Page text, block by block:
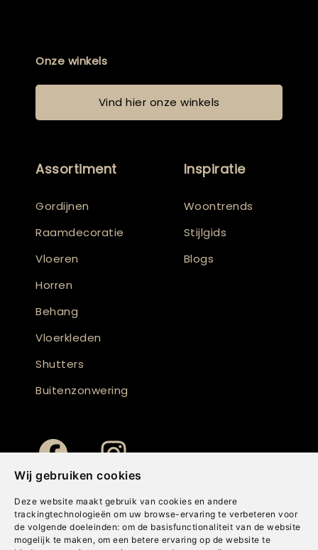
Wij gebruiken cookies
Deze website maakt gebruik van cookies en andere
trackingtechnologieën om uw browse-ervaring te verbeteren voor
de volgende doeleinden: om de basisfunctionaliteit van de website
mogelijk te maken , om een betere ervaring op de website te
Onze winkels
Vind hier onze winkels
Assortiment
Gordijnen
Raamdecoratie
Vloeren
Horren
Behang
Vloerkleden
Shutters
Buitenzonwering
Inspiratie
Woontrends
Stijlgids
Blogs